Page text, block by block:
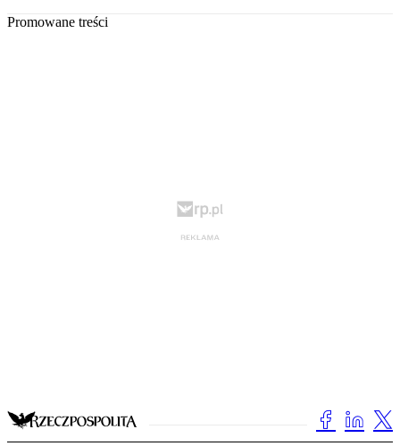
Promowane treści